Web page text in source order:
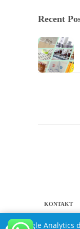
Recent
KONTAKT
Google Analytics